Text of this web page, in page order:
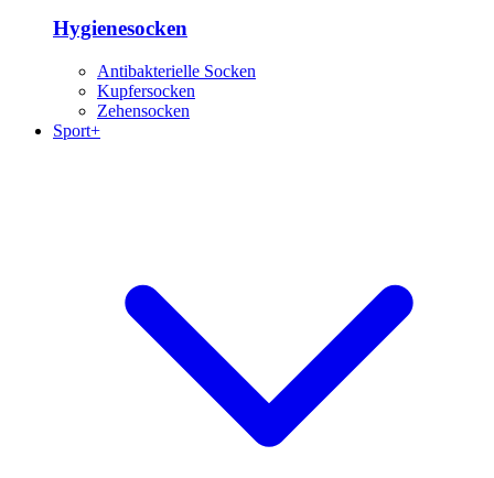
Hygienesocken
Antibakterielle Socken
Kupfersocken
Zehensocken
Sport+